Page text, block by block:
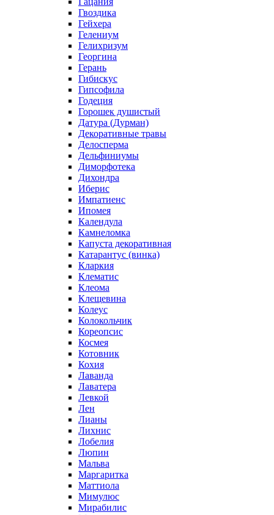
Гвоздика
Гейхера
Гелениум
Гелихризум
Георгина
Герань
Гибискус
Гипсофила
Годеция
Горошек душистый
Датура (Дурман)
Декоративные травы
Делосперма
Дельфиниумы
Диморфотека
Дихондра
Иберис
Импатиенс
Ипомея
Календула
Камнеломка
Капуста декоративная
Катарантус (винка)
Кларкия
Клематис
Клеома
Клещевина
Колеус
Колокольчик
Кореопсис
Космея
Котовник
Кохия
Лаванда
Лаватера
Левкой
Лен
Лианы
Лихнис
Лобелия
Люпин
Мальва
Маргаритка
Маттиола
Мимулюс
Мирабилис